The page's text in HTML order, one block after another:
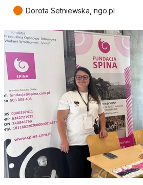
● Dorota Setniewska, ngo.pl